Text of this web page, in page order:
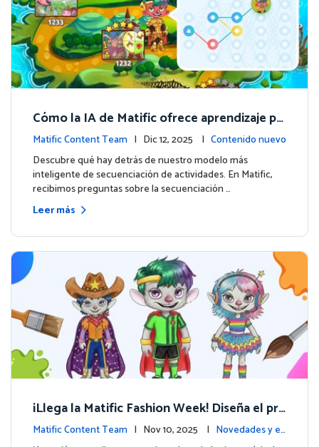
Cómo la IA de Matific ofrece aprendizaje pe
rsonalizado en la Isla de Aventuras
Matific Content Team | Dic 12, 2025 | Contenido nuevo
Descubre qué hay detrás de nuestro modelo más
inteligente de secuenciación de actividades. En Matific,
recibimos preguntas sobre la secuenciación …
Leer más
¡Llega la Matific Fashion Week! Diseña el pró
ximo look de nuestros personajes
Matific Content Team | Nov 10, 2025 | Novedades y ev
entos